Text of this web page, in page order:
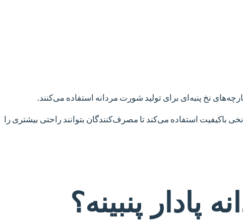
نخ پنبه‌ای برای تولید شورت مردانه استفاده می‌کنند.
باکیفیت استفاده می‌کند تا مصرف‌کنندگان بتوانند راحتی بیشتری را
پنبینه؟